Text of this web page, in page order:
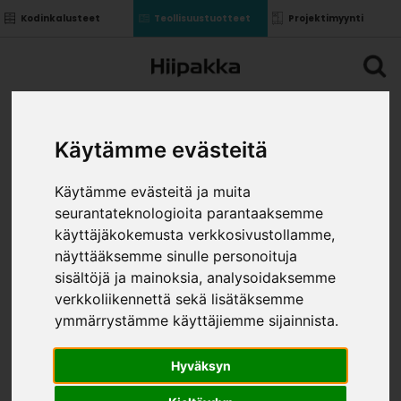
Käytämme evästeitä
Käytämme evästeitä ja muita
seurantateknologioita parantaaksemme
käyttäjäkokemusta verkkosivustollamme,
näyttääksemme sinulle personoituja
sisältöjä ja mainoksia, analysoidaksemme
verkkoliikennettä sekä lisätäksemme
ymmärrystämme käyttäjiemme sijainnista.
Hyväksyn
Kodinkalusteet Teollisuustuotteet Projektimyynti